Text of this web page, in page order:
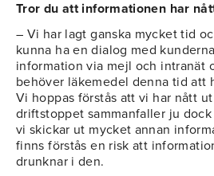
Tror du att informationen har
– Vi har lagt ganska mycket tid
kunna ha en dialog med
information via mejl och intranät
behöver läkemedel denna tid att
Vi hoppas förstås att vi har nått
driftstoppet sammanfaller ju
vi skickar ut mycket annan
finns förstås en risk att
drunknar i den.